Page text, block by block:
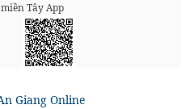
Tây App
Giang Online